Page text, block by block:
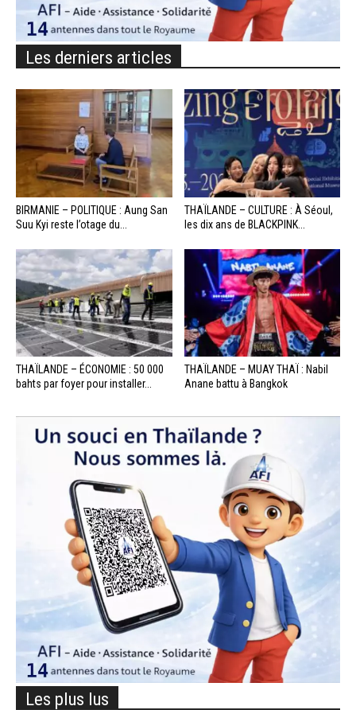
Les derniers articles
BIRMANIE – POLITIQUE : Aung San
Suu Kyi reste l’otage du...
THAÏLANDE – CULTURE : À Séoul,
les dix ans de BLACKPINK...
THAÏLANDE – ÉCONOMIE : 50 000
bahts par foyer pour installer...
THAÏLANDE – MUAY THAÏ : Nabil
Anane battu à Bangkok
Les plus lus